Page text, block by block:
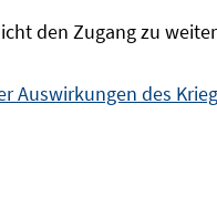
den Zugang zu
Auswirkungen des